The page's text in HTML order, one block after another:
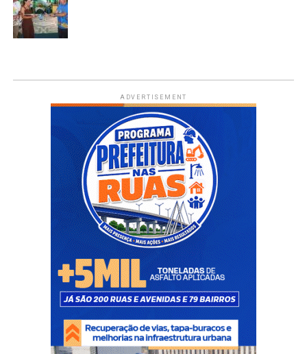
ADVERTISEMENT